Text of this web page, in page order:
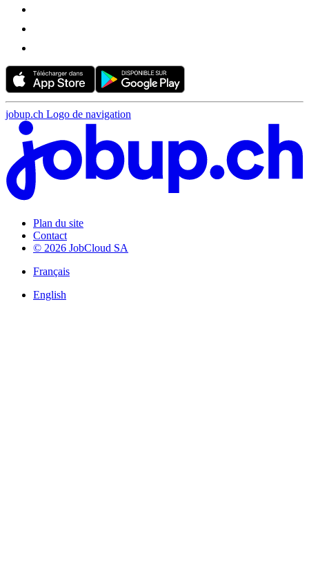
jobup.ch Logo de navigation
Plan du site
Contact
© 2026 JobCloud SA
Français
English